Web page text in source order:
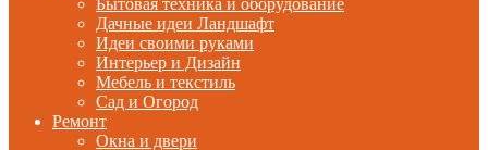
Бытовая техника и оборудование
Дачные идеи Ландшафт
Идеи своими руками
Интерьер и Дизайн
Мебель и текстиль
Сад и Огород
Ремонт
Окна и двери